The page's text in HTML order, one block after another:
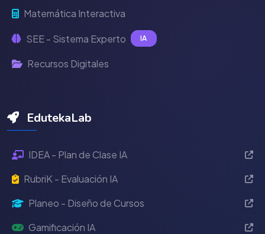
Matemática Interactiva
SEE - Sistema Experto IA
Recursos Digitales
EdutekaLab
IDEA - Plan de Clase IA
RubriK - Evaluación IA
Planeo - Diseño de Cursos
Gamificación IA